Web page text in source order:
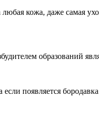
кожа, даже самая
образований
если появляется